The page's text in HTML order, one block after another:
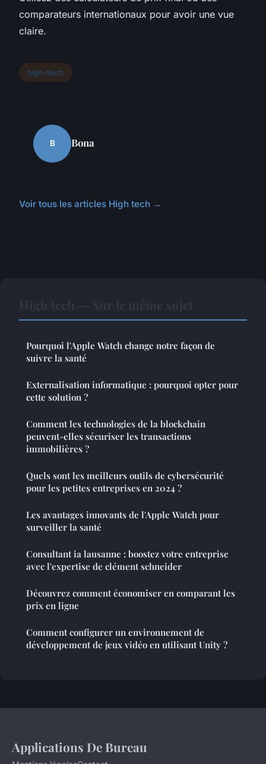
comparateurs internationaux pour avoir une vue
claire.
high-tech
B Bona
Voir tous les articles High tech →
Pourquoi l'Apple Watch change notre façon de
suivre la santé
Externalisation informatique : pourquoi opter pour
cette solution ?
Comment les technologies de la blockchain
peuvent-elles sécuriser les transactions
immobilières ?
Quels sont les meilleurs outils de cybersécurité
pour les petites entreprises en 2024 ?
Les avantages innovants de l'Apple Watch pour
surveiller la santé
Consultant ia lausanne : boostez votre entreprise
avec l'expertise de clément schneider
Découvrez comment économiser en comparant les
prix en ligne
Comment configurer un environnement de
développement de jeux vidéo en utilisant Unity ?
Applications De Bureau